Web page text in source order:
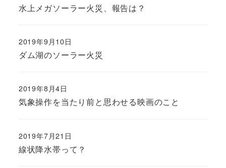
水上メガソーラー火災、報告は？
ダム湖のソーラー火災
2019年9月10日
気象操作を当たり前と思わせる映画のこと
2019年8月4日
線状降水帯って？
2019年7月21日